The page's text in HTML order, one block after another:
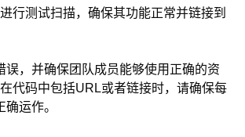
行测试扫描，确保其功能正常并链接到
误，并确保团队成员能够使用正确的资
在代码中包括URL或者链接时，请确保每
运作。